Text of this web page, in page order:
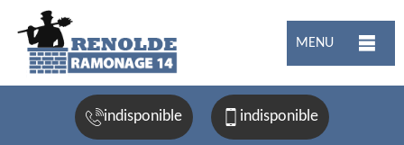
MENU
indisponible indisponible